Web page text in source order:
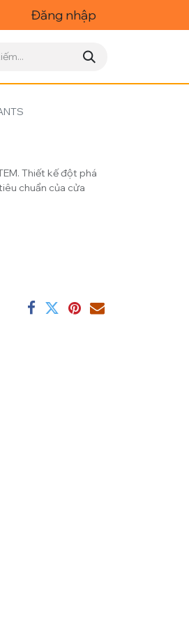
Đăng nhập
Thiết kế đột phá
chuẩn của cửa